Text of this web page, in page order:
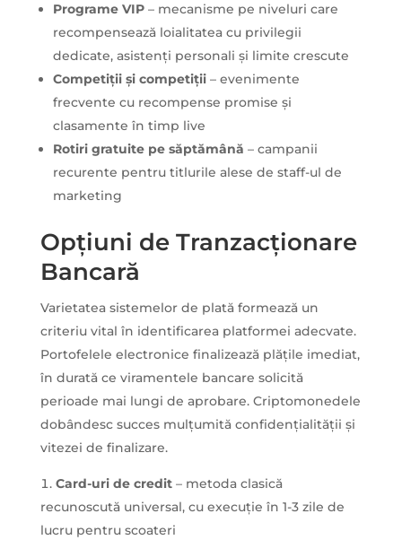
Programe VIP– mecanisme pe niveluri care
recompensează loialitatea cu privilegii
dedicate, asistenți personali și limite crescute
Competiții și competiții– evenimente
frecvente cu recompense promise și
clasamente în timp live
Rotiri gratuite pe săptămână – campanii
recurente pentru titlurile alese de staff-ul de
marketing
Opțiuni de Tranzacționare
Bancară
Varietatea sistemelor de plată formează un
criteriu vital în identificarea platformei adecvate.
Portofelele electronice finalizează plățile imediat,
în durată ce viramentele bancare solicită
perioade mai lungi de aprobare. Criptomonedele
dobândesc succes mulțumită confidențialității și
vitezei de finalizare.
Card-uri de credit– metoda clasică
recunoscută universal, cu execuție în 1-3 zile de
lucru pentru scoateri